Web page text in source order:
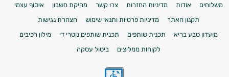
משלוחים אודות מדיניות החזרות צרו קשר מחיקת חשבון
איסוף עצמי
תקנון האתר
מדיניות פרטיות ותנאי שימוש
הצהרת נגישות
מועדון טבע בריא
תכנית שותפים תכנית שותפים נוטרי די
מילון רכיבים
לקוחות ממליצים
ביטול עסקה